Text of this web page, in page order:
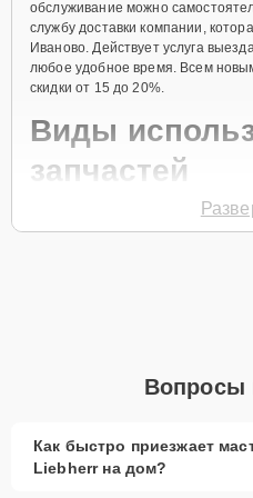
обслуживание можно
службу доставки компании,
Иваново. Действует услуга
любое удобное время. Всем
скидки от 15 до 20%.
Виды
запчастей
Для ремонта морозильной
активное
запчастей.
При наличии планов в
Вопросы
Как быстро приезжает
Liebherr на дом?